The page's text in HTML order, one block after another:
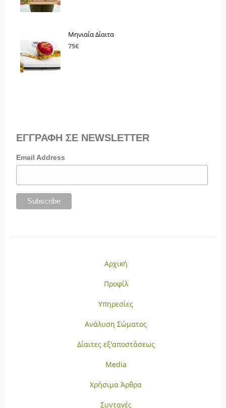
Μηνιαία Δίαιτα
75€
ΕΓΓΡΑΦΗ ΣΕ NEWSLETTER
Email Address
Αρχική
Προφίλ
Υπηρεσίες
Ανάλυση Σώματος
Δίαιτες εξ'αποστάσεως
Media
Χρήσιμα Άρθρα
Συνταγές